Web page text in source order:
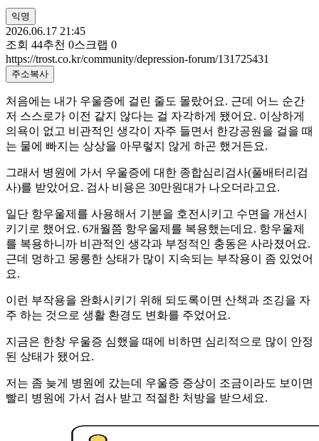
익명
2026.06.17 21:45
조회 44추천 0스크랩 0
https://trost.co.kr/community/depression-forum/131725431
주소복사
처음에는 내가 우울증에 걸린 줄도 몰랐어요. 근데 어느 순간
저 스스로가 이전 같지 않다는 걸 자각하게 됐어요. 이상하게
의욕이 없고 비관적인 생각이 자주 들면서 한강공원을 걸을 때
는 물에 빠지는 상상을 아무렇지 않게 하곤 했거든요.
그래서 병원에 가서 우울증에 대한 종합심리검사(풀배터리검
사)를 받았어요. 검사 비용은 30만원대가 나오더라고요.
일단 항우울제를 사용해서 기분을 호전시키고 수면을 개선시
키기로 했어요. 6개월쯤 항우울제를 복용했는데요. 항우울제
를 복용하니까 비관적인 생각과 부정적인 충동은 사라졌어요.
근데 멍하고 몽롱한 상태가 많이 지속되는 부작용이 좀 있었어
요.
이런 부작용을 완화시키기 위해 되도록이면 산책과 조깅을 자
주 하는 것으로 생활 환경도 변화를 주었어요.
지금은 한창 우울증 심했을 때에 비하면 심리적으로 많이 안정
된 상태가 됐어요.
저는 좀 늦게 병원에 갔는데 우울증 증상이 조금이라도 보이면
빨리 병원에 가서 검사 받고 적절한 처방을 받으세요.